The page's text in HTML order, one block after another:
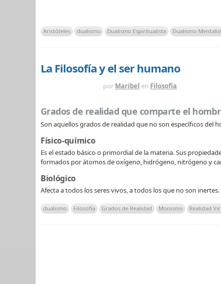
Aristóteles dualismo Dualismo Espiritualista Dualismo
La Filosofía y el ser humano
por Maribel en Filosofía
Grados de realidad que comparte el
Son aquellos grados de realidad que no son específicos del
Físico-químico
Es el estado básico o primordial de la materia. Sus
formados por átomos de oxígeno, hidrógeno, nitrógeno y
Biológico
Afecta a todos los seres vivos, a todos los que no son
dualismo Filosofía Grados de Realidad Monismo Realidad